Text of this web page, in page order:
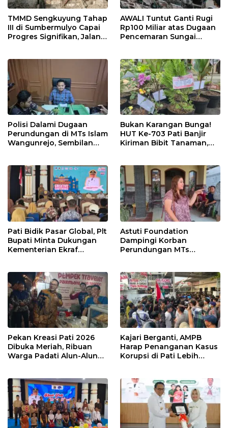
TMMD Sengkuyung Tahap
III di Sumbermulyo Capai
Progres Signifikan, Jalan
AWALI Tuntut Ganti Rugi
Rp100 Miliar atas Dugaan
Pencemaran Sungai
Polisi Dalami Dugaan
Perundungan di MTs Islam
Wangunrejo, Sembilan
Bukan Karangan Bunga!
HUT Ke-703 Pati Banjir
Kiriman Bibit Tanaman,
Pati Bidik Pasar Global, Plt
Bupati Minta Dukungan
Kementerian Ekraf
Astuti Foundation
Dampingi Korban
Perundungan MTs
Sekolah Berbasis Agama
Pekan Kreasi Pati 2026
Dibuka Meriah, Ribuan
Warga Padati Alun-Alun
Kajari Berganti, AMPB
Harap Penanganan Kasus
Korupsi di Pati Lebih